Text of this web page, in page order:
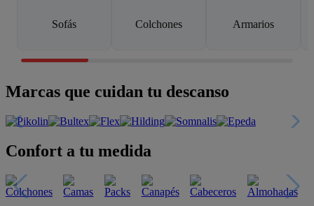
Sofás Colchones Armarios
Marcas que cuidan tu descanso
Confort a tu medida